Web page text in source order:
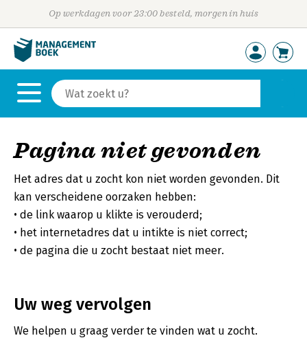
Op werkdagen voor 23:00 besteld, morgen in huis
Pagina niet gevonden
Het adres dat u zocht kon niet worden gevonden. Dit
kan verscheidene oorzaken hebben:
de link waarop u klikte is verouderd;
het internetadres dat u intikte is niet correct;
de pagina die u zocht bestaat niet meer.
Uw weg vervolgen
We helpen u graag verder te vinden wat u zocht.